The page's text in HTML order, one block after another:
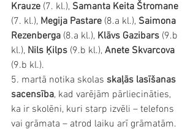
Krauze (7. kl.), Samanta Keita Štromane
(7. kl.), Megija Pastare (8.a kl.), Saimona
Rezenberga (8.a kl.), Klāvs Gazibars (9.b
kl.), Nils Ķilps (9.b kl.), Anete Skvarcova
(9.b kl.).
5. martā notika skolas skaļās lasīšanas
sacensība, kad varējām pārliecināties,
ka ir skolēni, kuri starp izvēli – telefons
vai grāmata – atrod laiku arī grāmatām.